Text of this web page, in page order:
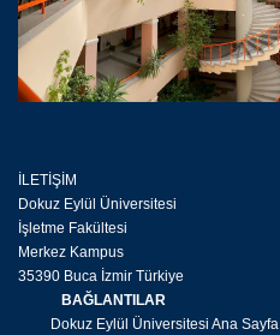
İLETİŞİM
Dokuz Eylül Üniversitesi
İşletme Fakültesi
Merkez Kampus
35390 Buca İzmir Türkiye
BAĞLANTILAR
Dokuz Eylül Üniversitesi Ana Sayfa